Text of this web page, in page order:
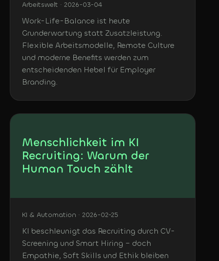
Arbeitswelt · 2026-03-04
Work-Life-Balance ist heute
Grunderwartung statt Zusatzleistung.
Flexible Arbeitsmodelle, Remote Culture
und moderne Benefits werden zum
entscheidenden Hebel für Employer
Branding.
Menschlichkeit im KI
Recruiting: Warum der
Human Touch zählt
KI & Automation · 2026-02-25
KI beschleunigt das Recruiting durch CV-
Screening und Smart Hiring – doch
Empathie, Soft Skills und Ethik bleiben